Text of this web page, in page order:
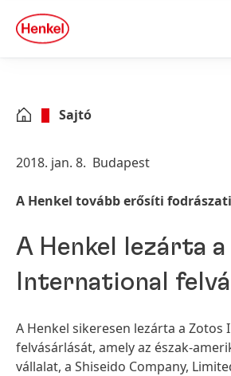
Skip to footer
quick
search
Sajtó
2018. jan. 8. Budapest
A Henkel tovább erősíti
A Henkel lezárta
International
A Henkel sikeresen lezárta a Zotos
felvásárlását, amely az észak-
vállalat, a Shiseido Company,